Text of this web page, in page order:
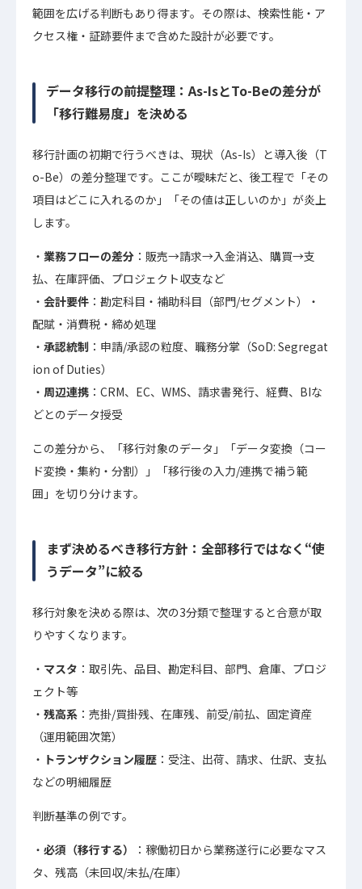
範囲を広げる判断もあり得ます。その際は、検索性能・ア
クセス権・証跡要件まで含めた設計が必要です。
データ移行の前提整理：As-IsとTo-Beの差分が
「移行難易度」を決める
移行計画の初期で行うべきは、現状（As-Is）と導入後（T
o-Be）の差分整理です。ここが曖昧だと、後工程で「その
項目はどこに入れるのか」「その値は正しいのか」が炎上
します。
業務フローの差分 ：販売→請求→入金消込、購買→支
払、在庫評価、プロジェクト収支など
会計要件 ：勘定科目・補助科目（部門/セグメント）・
配賦・消費税・締め処理
承認統制 ：申請/承認の粒度、職務分掌（SoD: Segregat
ion of Duties）
周辺連携 ：CRM、EC、WMS、請求書発行、経費、BIな
どとのデータ授受
この差分から、「移行対象のデータ」「データ変換（コー
ド変換・集約・分割）」「移行後の入力/連携で補う範
囲」を切り分けます。
まず決めるべき移行方針：全部移行ではなく“使
うデータ”に絞る
移行対象を決める際は、次の3分類で整理すると合意が取
りやすくなります。
マスタ ：取引先、品目、勘定科目、部門、倉庫、プロジ
ェクト等
残高系 ：売掛/買掛残、在庫残、前受/前払、固定資産
（運用範囲次第）
トランザクション履歴 ：受注、出荷、請求、仕訳、支払
などの明細履歴
判断基準の例です。
必須（移行する）
：稼働初日から業務遂行に必要なマス
タ、残高（未回収/未払/在庫）